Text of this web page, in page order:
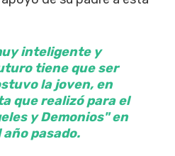
inteligente y
tiene que ser
la joven, en
que realizó para el
y Demonios" en
pasado.